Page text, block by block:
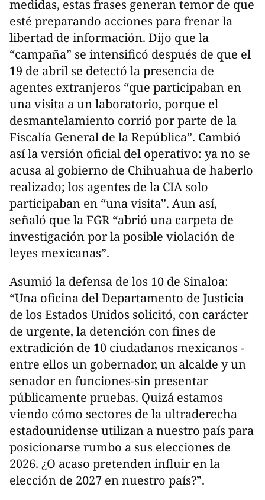
medidas, estas frases generan temor de que
esté preparando acciones para frenar la
libertad de información. Dijo que la
“campaña” se intensificó después de que el
19 de abril se detectó la presencia de
agentes extranjeros “que participaban en
una visita a un laboratorio, porque el
desmantelamiento corrió por parte de la
Fiscalía General de la República”. Cambió
así la versión oficial del operativo: ya no se
acusa al gobierno de Chihuahua de haberlo
realizado; los agentes de la CIA solo
participaban en “una visita”. Aun así,
señaló que la FGR “abrió una carpeta de
investigación por la posible violación de
leyes mexicanas”.
Asumió la defensa de los 10 de Sinaloa:
“Una oficina del Departamento de Justicia
de los Estados Unidos solicitó, con carácter
de urgente, la detención con fines de
extradición de 10 ciudadanos mexicanos -
entre ellos un gobernador, un alcalde y un
senador en funciones-sin presentar
públicamente pruebas. Quizá estamos
viendo cómo sectores de la ultraderecha
estadounidense utilizan a nuestro país para
posicionarse rumbo a sus elecciones de
2026. ¿O acaso pretenden influir en la
elección de 2027 en nuestro país?”.